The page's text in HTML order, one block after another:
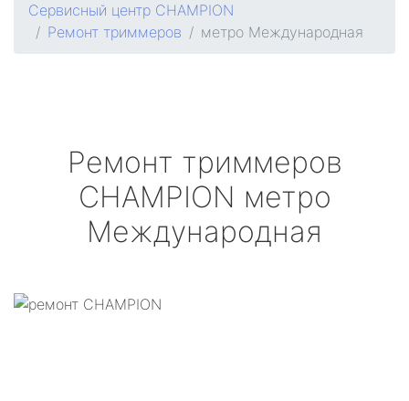
Сервисный центр CHAMPION
Ремонт триммеров
метро Международная
Ремонт триммеров
CHAMPION метро
Международная